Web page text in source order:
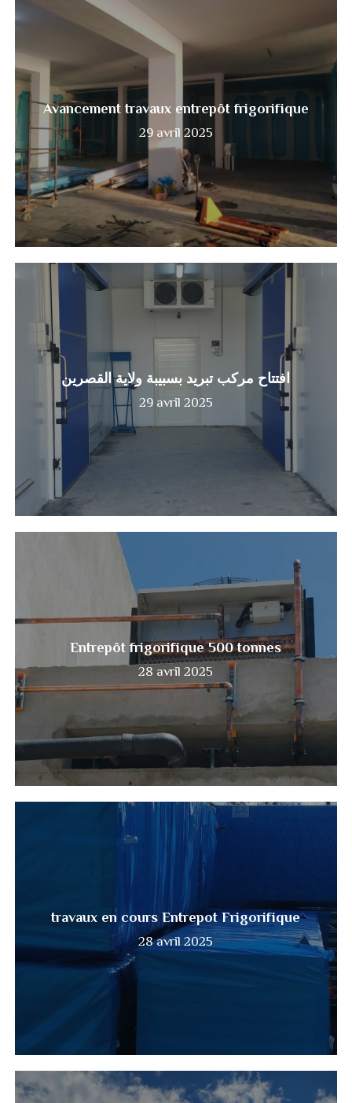
entrepôt
frigorifique
Avancement travaux entrepôt frigorifique
29 avril 2025
افتتاح
مركب
تبريد
بسبيبة
القصرين
افتتاح مركب تبريد بسبيبة ولاية القصرين
29 avril 2025
500
tonnes
Entrepôt frigorifique 500 tonnes
28 avril 2025
travaux
en
cours
Entrepot
Frigorifique
travaux en cours Entrepot Frigorifique
28 avril 2025